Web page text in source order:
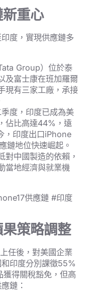
重心
度，實現供應鏈多
Group）位於泰
及富士康在班加羅爾
現有三家工廠，承接
度，印度已成為美
佔比高達44%，遠
，印度出口iPhone
鏈地位快速崛起。
對中國製造的依賴，
當地經濟與就業機
供應鏈 #印度
策略調整
任後，對美國企業
印度分別課徵55%
得關稅豁免，但高
鏈：